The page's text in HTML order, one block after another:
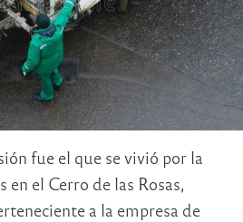
fue el que se vivió por la
en el Cerro de las Rosas,
a la empresa de